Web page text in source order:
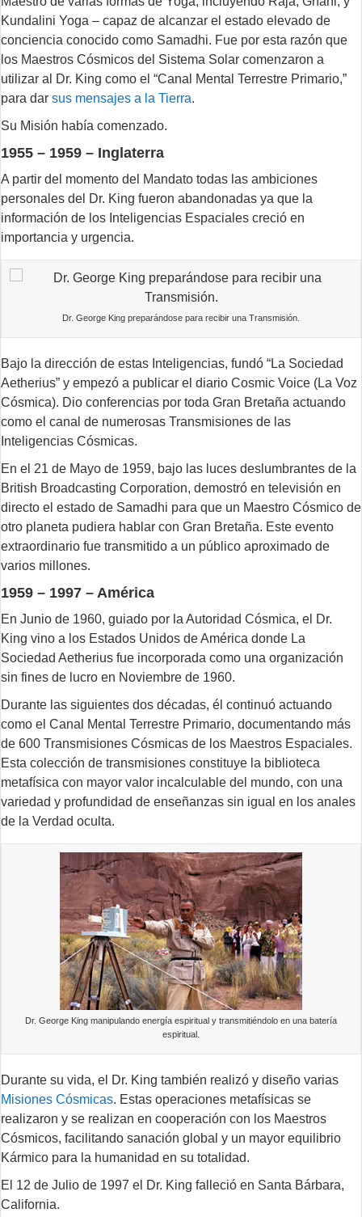
Kundalini Yoga – capaz de alcanzar el estado elevado de
conciencia conocido como Samadhi. Fue por esta razón que
los Maestros Cósmicos del Sistema Solar comenzaron a
utilizar al Dr. King como el “Canal Mental Terrestre Primario,”
para dar sus mensajes a la Tierra.
Su Misión había comenzado.
1955 – 1959 – Inglaterra
A partir del momento del Mandato todas las ambiciones
personales del Dr. King fueron abandonadas ya que la
información de los Inteligencias Espaciales creció en
importancia y urgencia.
Dr. George King preparándose para recibir una Transmisión.
Bajo la dirección de estas Inteligencias, fundó “La Sociedad
Aetherius” y empezó a publicar el diario Cosmic Voice (La Voz
Cósmica). Dio conferencias por toda Gran Bretaña actuando
como el canal de numerosas Transmisiones de las
Inteligencias Cósmicas.
En el 21 de Mayo de 1959, bajo las luces deslumbrantes de la
British Broadcasting Corporation, demostró en televisión en
directo el estado de Samadhi para que un Maestro Cósmico de
otro planeta pudiera hablar con Gran Bretaña. Este evento
extraordinario fue transmitido a un público aproximado de
varios millones.
1959 – 1997 – América
En Junio de 1960, guiado por la Autoridad Cósmica, el Dr.
King vino a los Estados Unidos de América donde La
Sociedad Aetherius fue incorporada como una organización
sin fines de lucro en Noviembre de 1960.
Durante las siguientes dos décadas, él continuó actuando
como el Canal Mental Terrestre Primario, documentando más
de 600 Transmisiones Cósmicas de los Maestros Espaciales.
Esta colección de transmisiones constituye la biblioteca
metafísica con mayor valor incalculable del mundo, con una
variedad y profundidad de enseñanzas sin igual en los anales
de la Verdad oculta.
Dr. George King manipulando energía espiritual y transmitiéndolo en una batería
espiritual.
Durante su vida, el Dr. King también realizó y diseño varias
Misiones Cósmicas. Estas operaciones metafísicas se
realizaron y se realizan en cooperación con los Maestros
Cósmicos, facilitando sanación global y un mayor equilibrio
Kármico para la humanidad en su totalidad.
El 12 de Julio de 1997 el Dr. King falleció en Santa Bárbara,
California.